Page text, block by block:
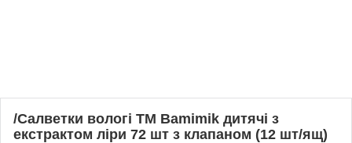
/Салветки вологі ТМ Bamimik дитячі з
екстрактом ліри 72 шт з клапаном (12 шт/ящ)